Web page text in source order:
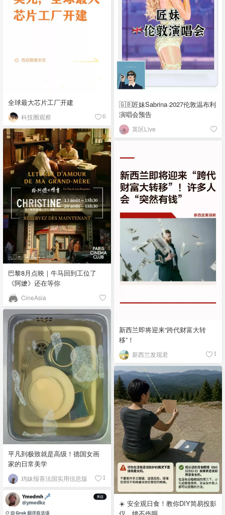
全球最大芯片工厂开建
科技圈观察 6
🇬🇧匠妹Sabrina·2027伦敦温布利
演唱会预告
英区Live
巴黎8月点映｜牛马回到工位了
《阿嬷》还在等你
CineAsia
新西兰即将迎来“跨代财富大转
移”！
新西兰发现君 1
平凡到极致就是高级！德国女画
家的日常美学
鸡妹报喜法国实用信息版 1
☀️ 安全观日食！教你DIY简易投影
仪，绝不伤眼